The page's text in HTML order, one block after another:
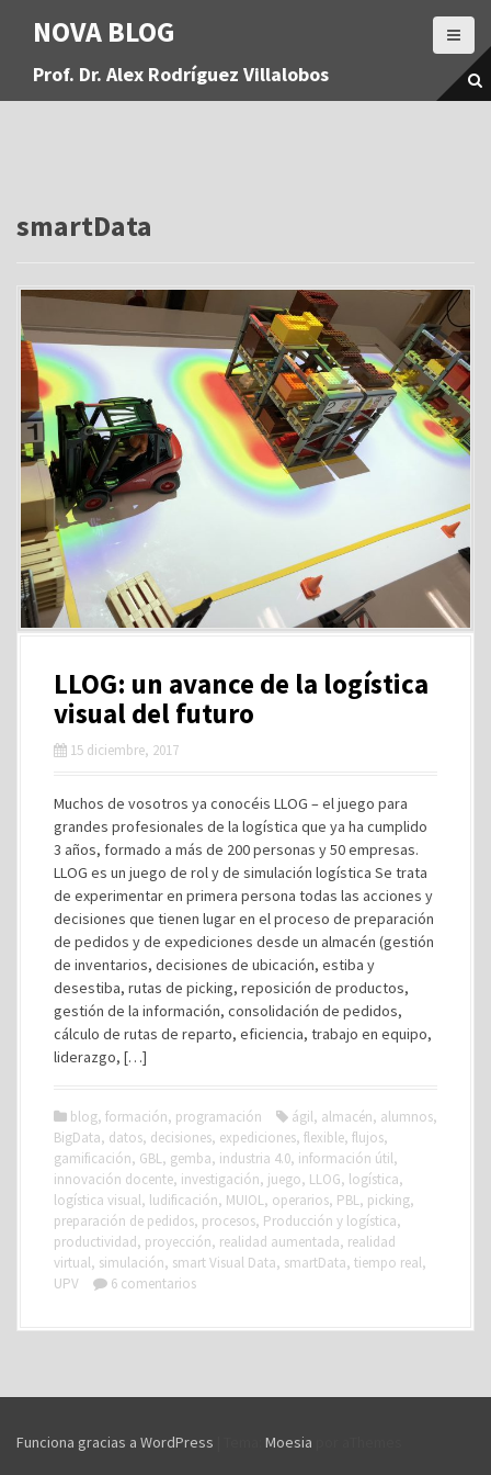
a
NOVA BLOG
Prof. Dr. Alex Rodríguez Villalobos
smartData
LLOG: un avance de la logística
visual del futuro
15 diciembre, 2017
Muchos de vosotros ya conocéis LLOG – el juego para
grandes profesionales de la logística que ya ha cumplido
3 años, formado a más de 200 personas y 50 empresas.
LLOG es un juego de rol y de simulación logística Se trata
de experimentar en primera persona todas las acciones y
decisiones que tienen lugar en el proceso de preparación
de pedidos y de expediciones desde un almacén (gestión
de inventarios, decisiones de ubicación, estiba y
desestiba, rutas de picking, reposición de productos,
gestión de la información, consolidación de pedidos,
cálculo de rutas de reparto, eficiencia, trabajo en equipo,
liderazgo, […]
blog, formación, programación ágil, almacén, alumnos,
BigData, datos, decisiones, expediciones, flexible, flujos,
gamificación, GBL, gemba, industria 4.0, información útil,
innovación docente, investigación, juego, LLOG, logística,
logística visual, ludificación, MUIOL, operarios, PBL, picking,
preparación de pedidos, procesos, Producción y logística,
productividad, proyección, realidad aumentada, realidad
virtual, simulación, smart Visual Data, smartData, tiempo real,
UPV
6 comentarios
Funciona gracias a WordPress Moesia